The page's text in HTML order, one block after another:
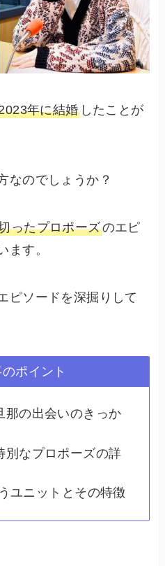
年に結婚したことが
なのでしょうか？
ったプロポーズのエピ
ます。
ピソードを深掘りして
ポイント
那の出会いのきっか
別なプロポーズの詳
ユニットとその特徴